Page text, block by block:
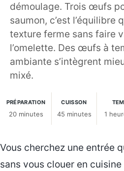
démoulage. Trois œufs
saumon, c’est l’équilibre
texture ferme sans faire
l’omelette. Des œufs à
ambiante s’intègrent
mixé.
PRÉPARATION
20 minutes
CUISSON
45 minutes 1
Vous cherchez une entrée
sans vous clouer en